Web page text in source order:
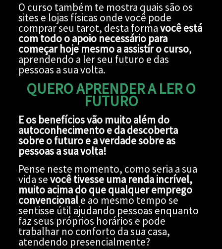
O curso também te mostra quais são os
sites e lojas físicas onde você pode
comprar seu tarot, desta formavocê está
com todo o apoio necessário para
começar hoje mesmo a assistir o curso,
aprendendo a ler seu futuro e das
pessoas a sua volta.
QUERO APRENDER A LER O
FUTURO
E os benefícios vão muito além do
autoconhecimento e da descoberta
sobre o futuro e a verdade sobre as
pessoas a sua volta!
Pense neste momento, como seria a sua
vida sevocê tivesse uma renda incrível,
muito acima do que qualquer emprego
convencionale ao mesmo tempo se
sentisse útil ajudando pessoas enquanto
faz seus próprios horários e pode
trabalhar no conforto da sua casa,
atendendo presencialmente?